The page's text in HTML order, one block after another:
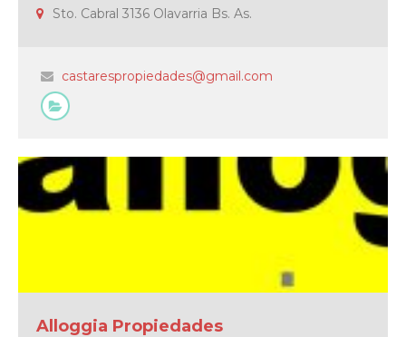
Sto. Cabral 3136 Olavarria Bs. As.
castarespropiedades@gmail.com
Alloggia Propiedades